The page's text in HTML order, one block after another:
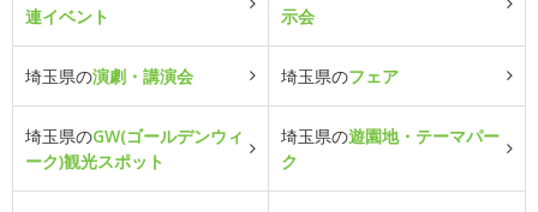
連イベント
示会
埼玉県の演劇・講演会 埼玉県のフェア
埼玉県のGW(ゴールデンウィ
ーク)観光スポット
埼玉県の遊園地・テーマパー
ク